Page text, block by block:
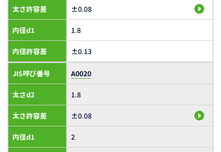
太さ許容差
内径d1
内径許容差
±0.08
1.8
±0.13
JIS呼び番号
太さd2
太さ許容差
内径d1
A0020
1.8
±0.08
2